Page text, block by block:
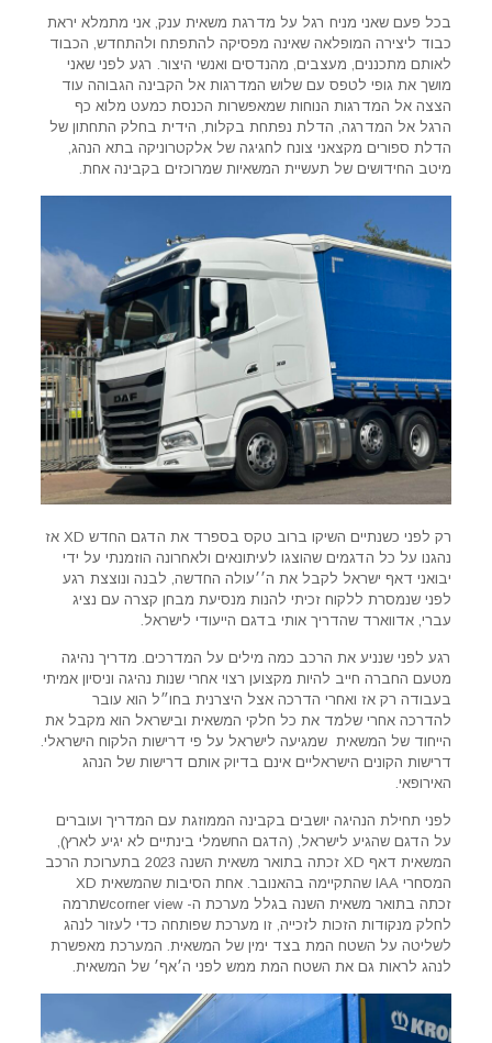
בכל פעם שאני מניח רגל על מדרגת משאית ענק, אני מתמלא יראת
כבוד ליצירה המופלאה שאינה מפסיקה להתפתח ולהתחדש, הכבוד
לאותם מתכננים, מעצבים, מהנדסים ואנשי היצור. רגע לפני שאני
מושך את גופי לטפס עם שלוש המדרגות אל הקבינה הגבוהה עוד
הצצה אל המדרגות הנוחות שמאפשרות הכנסת כמעט מלוא כף
הרגל אל המדרגה, הדלת נפתחת בקלות, הידית בחלק התחתון של
הדלת ספורים מקצאני צונח לחגיגה של אלקטרוניקה בתא הנהג,
מיטב החידושים של תעשיית המשאיות שמרוכזים בקבינה אחת.
רק לפני כשנתיים השיקו ברוב טקס בספרד את הדגם החדש XD אז
נהגנו על כל הדגמים שהוצגו לעיתונאים ולאחרונה הוזמנתי על ידי
יבואני דאף ישראל לקבל את ה׳׳עולה החדשה, לבנה ונוצצת רגע
לפני שנמסרת ללקוח זכיתי להנות מנסיעת מבחן קצרה עם נציג
עברי, אדווארד שהדריך אותי בדגם הייעודי לישראל.
רגע לפני שנניע את הרכב כמה מילים על המדרכים. מדריך נהיגה
מטעם החברה חייב להיות מקצוען רצוי אחרי שנות נהיגה וניסיון אמיתי
בעבודה רק אז ואחרי הדרכה אצל היצרנית בחו״ל הוא עובר
להדרכה אחרי שלמד את כל חלקי המשאית ובישראל הוא מקבל את
הייחוד של המשאית שמגיעה לישראל על פי דרישות הלקוח הישראלי.
דרישות הקונים הישראליים אינם בדיוק אותם דרישות של הנהג
האירופאי.
לפני תחילת הנהיגה יושבים בקבינה הממוזגת עם המדריך ועוברים
על הדגם שהגיע לישראל, (הדגם החשמלי בינתיים לא יגיע לארץ),
המשאית דאף XD זכתה בתואר משאית השנה 2023 בתערוכת הרכב
המסחרי IAA שהתקיימה בהאנובר. אחת הסיבות שהמשאית XD
זכתה בתואר משאית השנה בגלל מערכת ה- corner viewשתרמה
לחלק מנקודות הזכות לזכייה, זו מערכת שפותחה כדי לעזור לנהג
לשליטה על השטח המת בצד ימין של המשאית. המערכת מאפשרת
לנהג לראות גם את השטח המת ממש לפני ה׳אף׳ של המשאית.